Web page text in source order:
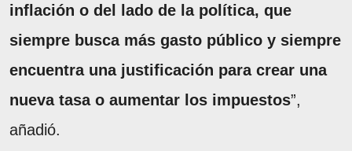
inflación o del lado de la política, que
siempre busca más gasto público y siempre
encuentra una justificación para crear una
nueva tasa o aumentar los impuestos”,
añadió.